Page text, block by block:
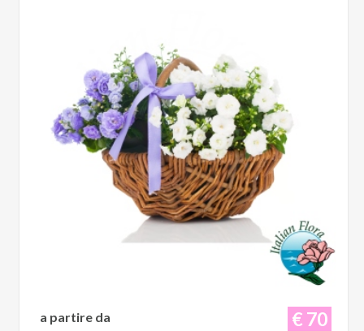
€ 70
a partire da